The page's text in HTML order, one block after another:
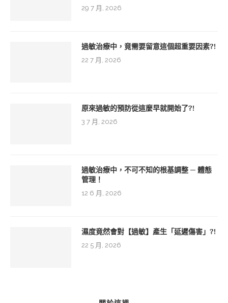
29 7 月, 2026
過敏治療中，竟需要留意這個超重要因素?!
22 7 月, 2026
原來過敏的預防從這麼早就開始了?!
3 7 月, 2026
過敏治療中，不可不知的根基調整 ─ 體態
管理！
12 6 月, 2026
濕度竟然會對【過敏】產生「延遲傷害」?!
22 5 月, 2026